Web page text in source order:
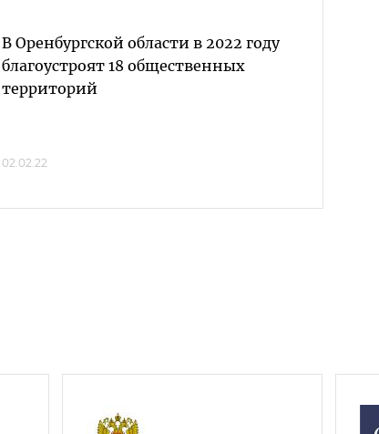
В Оренбургской области в 2022 году
благоустроят 18 общественных
территорий
02.02.22